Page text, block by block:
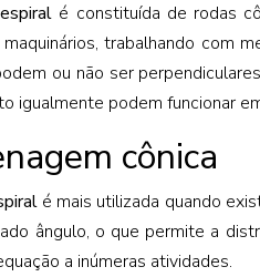
é constituída de rodas
trabalhando com
ou não ser
igualmente podem funcionar
cônica
é mais utilizada quando
ângulo, o que permite a
a inúmeras atividades.